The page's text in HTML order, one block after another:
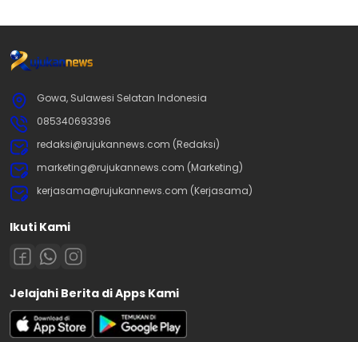
Gowa, Sulawesi Selatan Indonesia
085340693396
redaksi@rujukannews.com (Redaksi)
marketing@rujukannews.com (Marketing)
kerjasama@rujukannews.com (Kerjasama)
Ikuti Kami
Jelajahi Berita di Apps Kami